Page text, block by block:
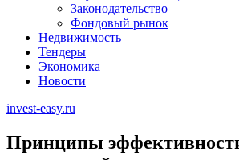
Законодательство
Фондовый рынок
Недвижимость
Тендеры
Экономика
Новости
invest-easy.ru
Принципы